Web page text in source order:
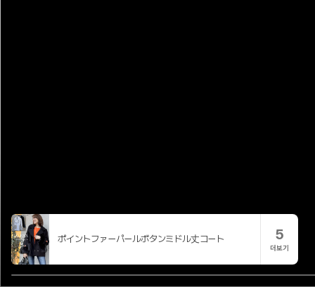
ポイントファーパールボタンミドル丈コート 5
더보기